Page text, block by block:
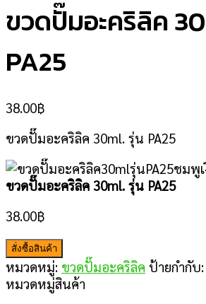
ขวดปั๊มอะคริลิค
PA25
38.00฿
ขวดปั๊มอะคริลิค 30ml. รุ่น PA25
ขวดปั๊มอะคริลิค 30ml. รุ่น PA25
38.00฿
สั่งซื้อสินค้า
หมวดหมู่: ขวดปั๊มอะคริลิค ป้ายกำกับ:
หมวดหมู่สินค้า